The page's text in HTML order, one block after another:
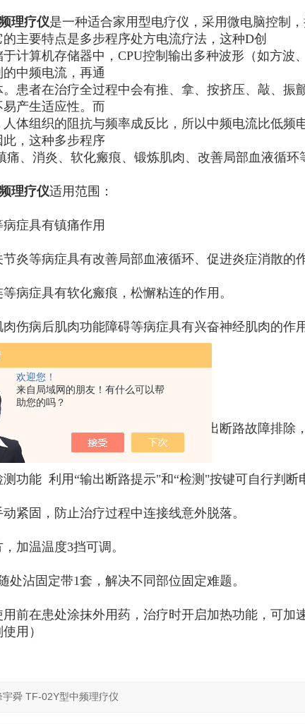
欢迎您！
来自局域网的朋友！有什么可以帮
助您的吗？
理疗仪是一种适合家用型电疗仪，采用微电脑控制
主要特点是多步程序处方电流疗法，这种D创
计算机存储器中，CPU控制输出多种波形（如方波
中频电流，再通
患者在治疗全过程中会有推、拿、按挤压、敲、振
产生适应性。而
体组织的阻抗与频率成反比，所以中频电流比低频
此，这种多步程序
痛、消炎、软化瘢痕、锻炼肌肉、改善局部血液循环
理疗仪适用范围：
症具有镇痛作用
炎等病症具有改善局部血液循环、促进炎症消散的
病症具有软化瘢痕，松懈粘连的作用。
伤病后肌肉功能障碍等病症具有兴奋神经肌肉的作用
院、诊所、体验店、美容店使用。
产品输出断路，黄色指示灯亮；输出断路故障排除
功能 利用“输出断路提示"和“检测"按键可自行判断
紧固，防止治疗过程中连接线意外脱落。
加温温度3挡可调。
沾固定带1套，解决不同部位固定难题。
前在患处涂抹外用药，治疗时开启加热功能，可加
用）